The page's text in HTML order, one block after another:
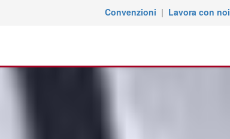
Convenzioni | Lavora con noi